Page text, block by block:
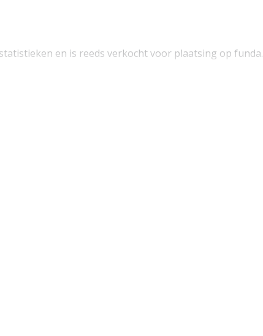
en is reeds verkocht voor plaatsing op funda.